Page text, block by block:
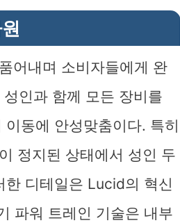
어내며 소비자들에게 완
인과 함께 모든 장비를
동에 안성맞춤이다. 특히
정지된 상태에서 성인 두
한 디테일은 Lucid의 혁신
파워 트레인 기술은 내부